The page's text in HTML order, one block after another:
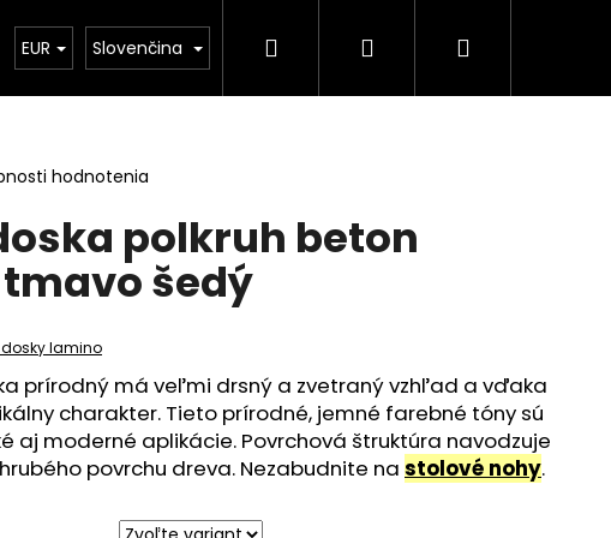
kontakt
EUR Slovenčina Hľadať PrihlásenieNákupný
hodnotenia
polkruh beton
šedý
lamino
prírodný má veľmi drsný a zvetraný vzhľad a vďaka
charakter. Tieto prírodné, jemné farebné tóny sú
aj moderné aplikácie. Povrchová štruktúra navodzuje
povrchu dreva. Nezabudnite na stolové nohy.
DOSKA KRUHOVÁ DUB